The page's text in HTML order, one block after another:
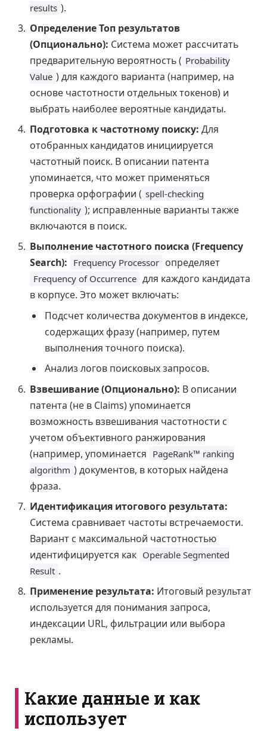
results ).
Определение Топ результатов
(Опционально): Система может рассчитать
предварительную вероятность ( Probability
Value ) для каждого варианта (например, на
основе частотности отдельных токенов) и
выбрать наиболее вероятные кандидаты.
Подготовка к частотному поиску: Для
отобранных кандидатов инициируется
частотный поиск. В описании патента
упоминается, что может применяться
проверка орфографии ( spell-checking
functionality ); исправленные варианты также
включаются в поиск.
Выполнение частотного поиска (Frequency
Search): Frequency Processor определяет
Frequency of Occurrence для каждого кандидата
в корпусе. Это может включать:
Подсчет количества документов в индексе,
содержащих фразу (например, путем
выполнения точного поиска).
Анализ логов поисковых запросов.
Взвешивание (Опционально): В описании
патента (не в Claims) упоминается
возможность взвешивания частотности с
учетом объективного ранжирования
(например, упоминается PageRank™ ranking
algorithm ) документов, в которых найдена
фраза.
Идентификация итогового результата:
Система сравнивает частоты встречаемости.
Вариант с максимальной частотностью
идентифицируется как Operable Segmented
Result .
Применение результата: Итоговый результат
используется для понимания запроса,
индексации URL, фильтрации или выбора
рекламы.
Какие данные и как
использует